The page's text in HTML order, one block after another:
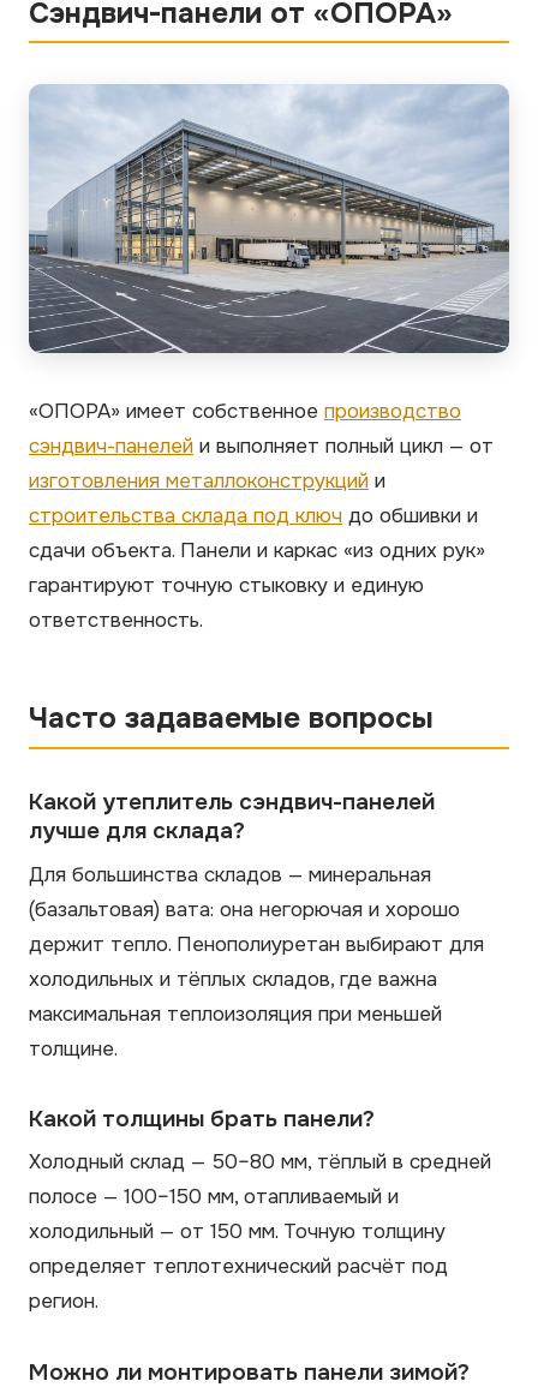
Сэндвич-панели от «ОПОРА»
«ОПОРА» имеет собственное производство
сэндвич-панелей и выполняет полный цикл — от
изготовления металлоконструкций и
строительства склада под ключ до обшивки и
сдачи объекта. Панели и каркас «из одних рук»
гарантируют точную стыковку и единую
ответственность.
Часто задаваемые вопросы
Какой утеплитель сэндвич-панелей
лучше для склада?
Для большинства складов — минеральная
(базальтовая) вата: она негорючая и хорошо
держит тепло. Пенополиуретан выбирают для
холодильных и тёплых складов, где важна
максимальная теплоизоляция при меньшей
толщине.
Какой толщины брать панели?
Холодный склад — 50–80 мм, тёплый в средней
полосе — 100–150 мм, отапливаемый и
холодильный — от 150 мм. Точную толщину
определяет теплотехнический расчёт под
регион.
Можно ли монтировать панели зимой?